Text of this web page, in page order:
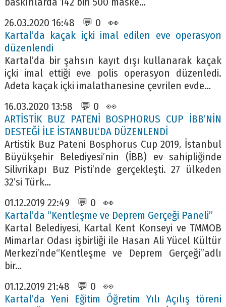
26.03.2020 16:48 💬 0 👀
Kartal’da kaçak içki imal edilen eve operasyon
düzenlendi
Kartal’da bir şahsın kayıt dışı kullanarak kaçak
içki imal ettiği eve polis operasyon düzenledi.
Adeta kaçak içki imalathanesine çevrilen evde…
16.03.2020 13:58 💬 0 👀
ARTİSTİK BUZ PATENİ BOSPHORUS CUP İBB’NİN
DESTEĞİ İLE İSTANBUL’DA DÜZENLENDİ
Artistik Buz Pateni Bosphorus Cup 2019, İstanbul
Büyükşehir Belediyesi’nin (İBB) ev sahipliğinde
Silivrikapı Buz Pisti’nde gerçekleşti. 27 ülkeden
32’si Türk…
01.12.2019 22:49 💬 0 👀
Kartal’da “Kentleşme ve Deprem Gerçeği Paneli”
Kartal Belediyesi, Kartal Kent Konseyi ve TMMOB
Mimarlar Odası işbirliği ile Hasan Ali Yücel Kültür
Merkezi’nde“Kentleşme ve Deprem Gerçeği”adlı
bir…
01.12.2019 21:48 💬 0 👀
Kartal’da Yeni Eğitim Öğretim Yılı Açılış töreni